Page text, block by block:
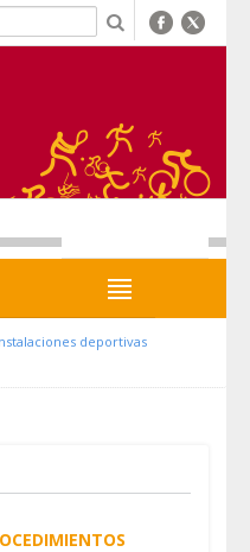
deportivas